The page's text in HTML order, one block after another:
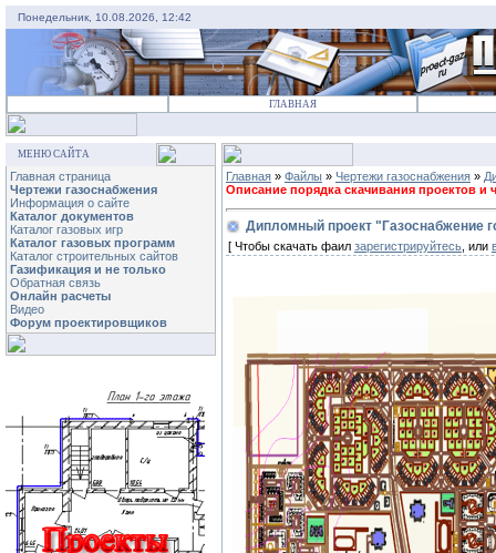
Понедельник, 10.08.2026, 12:42
ГЛАВНАЯ
МЕНЮ САЙТА
Главная страница
Чертежи газоснабжения
Информация о сайте
Каталог документов
Каталог газовых игр
Каталог газовых программ
Каталог строительных сайтов
Газификация и не только
Обратная связь
Онлайн расчеты
Видео
Форум проектировщиков
Главная » Файлы » Чертежи газоснабжения »
Описание порядка скачивания проектов и
Дипломный проект "Газоснабжение
[ Чтобы скачать фаил зарегистрируйтесь , или